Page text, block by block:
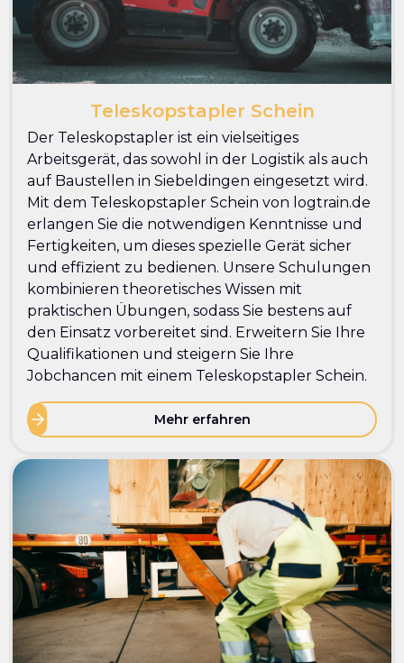
Teleskopstapler Schein
Der Teleskopstapler ist ein vielseitiges
Arbeitsgerät, das sowohl in der Logistik als auch
auf Baustellen in Siebeldingen eingesetzt wird.
Mit dem Teleskopstapler Schein von logtrain.de
erlangen Sie die notwendigen Kenntnisse und
Fertigkeiten, um dieses spezielle Gerät sicher
und effizient zu bedienen. Unsere Schulungen
kombinieren theoretisches Wissen mit
praktischen Übungen, sodass Sie bestens auf
den Einsatz vorbereitet sind. Erweitern Sie Ihre
Qualifikationen und steigern Sie Ihre
Jobchancen mit einem Teleskopstapler Schein.
Mehr erfahren